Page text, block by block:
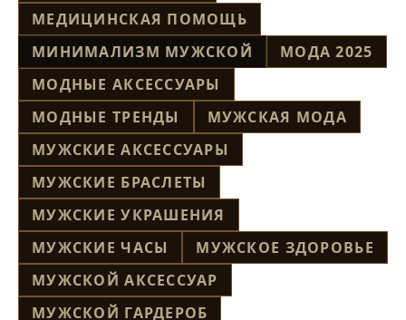
МЕДИЦИНСКАЯ ПОМОЩЬ
МИНИМАЛИЗМ МУЖСКОЙ
МОДА 2025
МОДНЫЕ АКСЕССУАРЫ
МОДНЫЕ ТРЕНДЫ
МУЖСКАЯ МОДА
МУЖСКИЕ АКСЕССУАРЫ
МУЖСКИЕ БРАСЛЕТЫ
МУЖСКИЕ УКРАШЕНИЯ
МУЖСКИЕ ЧАСЫ
МУЖСКОЕ ЗДОРОВЬЕ
МУЖСКОЙ АКСЕССУАР
МУЖСКОЙ ГАРДЕРОБ